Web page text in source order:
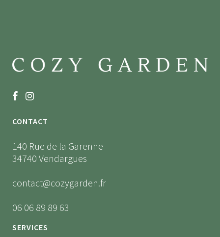
CONTACT
140 Rue de la Garenne
34740 Vendargues
contact@cozygarden.fr
06 06 89 89 63
SERVICES